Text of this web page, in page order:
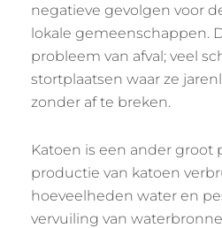
negatieve gevolgen voor
lokale gemeenschappen.
probleem van afval; veel
stortplaatsen waar ze
zonder af te breken.
Katoen is een ander groot
productie van katoen
hoeveelheden water en
vervuiling van